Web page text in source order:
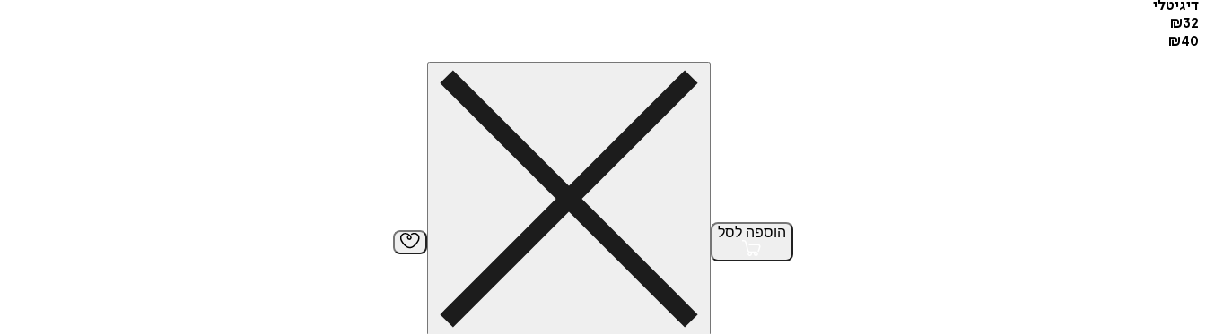
דיגיטלי
₪32
₪40
הוספה לסל